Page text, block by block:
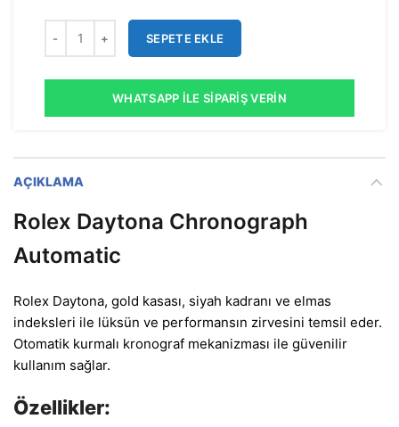
SEPETE EKLE
WHATSAPP İLE SIPARIŞ VERIN
AÇIKLAMA
Rolex Daytona Chronograph
Automatic
Rolex Daytona, gold kasası, siyah kadranı ve elmas
indeksleri ile lüksün ve performansın zirvesini temsil eder.
Otomatik kurmalı kronograf mekanizması ile güvenilir
kullanım sağlar.
Özellikler: